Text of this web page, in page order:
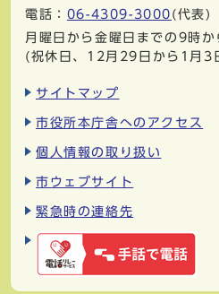
電話： 06-4309-3000 (代表)
月曜日から金曜日までの9時
(祝休日、12月29日から1月3
サイトマップ
市役所本庁舎へのアクセス
個人情報の取り扱い
市ウェブサイト
緊急時の連絡先